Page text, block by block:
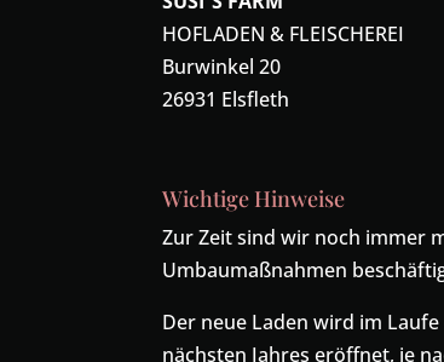
HOFLADEN & FLEISCHEREI
Burwinkel 20
26931 Elsfleth
Wichtige Hinweise
Zur Zeit sind wir noch immer
Umbaumaßnahmen
Der neue Laden wird im Laufe
nächsten Jahres eröffnet, je